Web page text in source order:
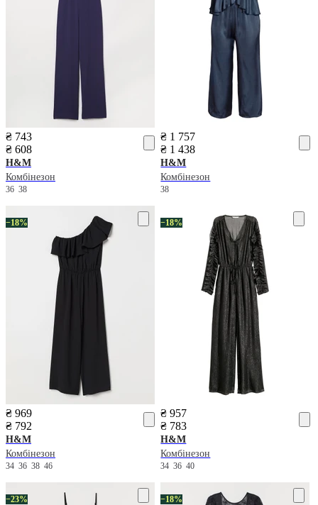
₴ 743
₴ 608
H&M
Комбінезон
36 38
₴ 1 757
₴ 1 438
H&M
Комбінезон
38
−18%
₴ 969
₴ 792
H&M
Комбінезон
34 36 38 46
−18%
₴ 957
₴ 783
H&M
Комбінезон
343640
−23% −18%